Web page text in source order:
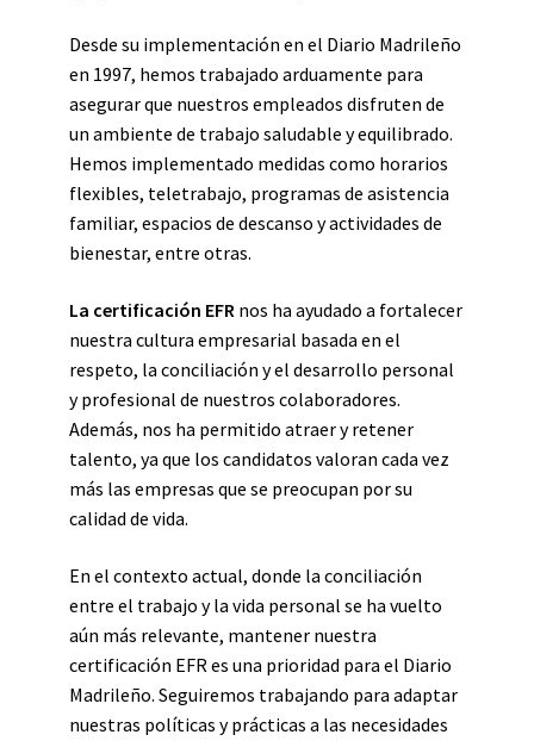
Desde su implementación en el Diario Madrileño
en 1997, hemos trabajado arduamente para
asegurar que nuestros empleados disfruten de
un ambiente de trabajo saludable y equilibrado.
Hemos implementado medidas como horarios
flexibles, teletrabajo, programas de asistencia
familiar, espacios de descanso y actividades de
bienestar, entre otras.
La certificación EFR nos ha ayudado a fortalecer
nuestra cultura empresarial basada en el
respeto, la conciliación y el desarrollo personal
y profesional de nuestros colaboradores.
Además, nos ha permitido atraer y retener
talento, ya que los candidatos valoran cada vez
más las empresas que se preocupan por su
calidad de vida.
En el contexto actual, donde la conciliación
entre el trabajo y la vida personal se ha vuelto
aún más relevante, mantener nuestra
certificación EFR es una prioridad para el Diario
Madrileño. Seguiremos trabajando para adaptar
nuestras políticas y prácticas a las necesidades